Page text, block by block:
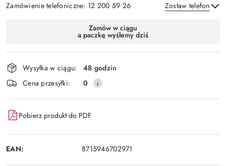
Zamówienie telefoniczne: 12 200 59 26 Zostaw telefon
Wyślij
dostawa
Zamów w ciągu
a paczkę wyślemy dziś
Wysyłka w ciągu:
48 godzin
Cena przesyłki:
0
Pobierz produkt do PDF
EAN: 8715946702971